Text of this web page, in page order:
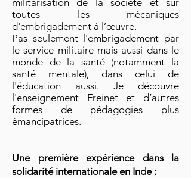
militarisation de la société et sur
toutes les mécaniques
d'embrigadement à l’œuvre.
Pas seulement l'embrigadement par
le service militaire mais aussi dans le
monde de la santé (notamment la
santé mentale), dans celui de
l'éducation aussi. Je découvre
l'enseignement Freinet et d’autres
formes de pédagogies plus
émancipatrices.
Une première expérience dans la
solidarité internationale en Inde :